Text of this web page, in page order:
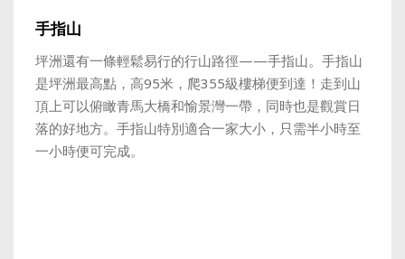
手指山
坪洲還有一條輕鬆易行的行山路徑——手指山。手指山
是坪洲最高點，高95米，爬355級樓梯便到達！走到山
頂上可以俯瞰青馬大橋和愉景灣一帶，同時也是觀賞日
落的好地方。手指山特別適合一家大小，只需半小時至
一小時便可完成。